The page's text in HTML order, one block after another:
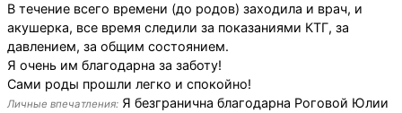
В течение всего времени (до родов) заходила и врач, и
акушерка, все время следили за показаниями КТГ, за
давлением, за общим состоянием.
Я очень им благодарна за заботу!
Сами роды прошли легко и спокойно!
Личные впечатления: Я безгранична благодарна Роговой Юлии